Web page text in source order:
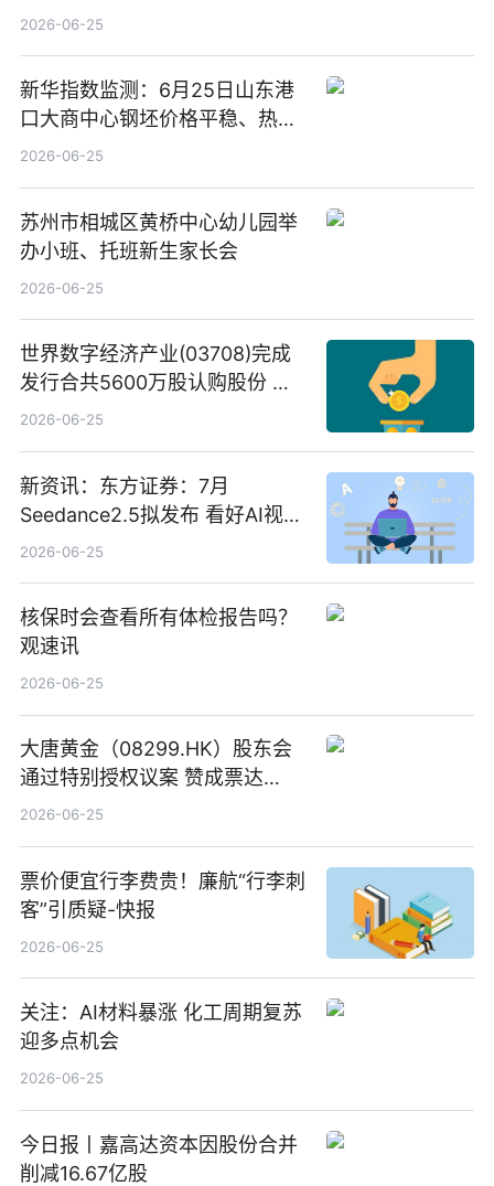
告-微资讯
2026-06-25
新华指数监测：6月25日山东港
口大商中心钢坯价格平稳、热轧
C料价格微幅下跌
2026-06-25
苏州市相城区黄桥中心幼儿园举
办小班、托班新生家长会
2026-06-25
世界数字经济产业(03708)完成
发行合共5600万股认购股份 净
筹约1007万港元 独家焦点
2026-06-25
新资讯：东方证券：7月
Seedance2.5拟发布 看好AI视频
创作工作流进一步提效
2026-06-25
核保时会查看所有体检报告吗？
观速讯
2026-06-25
大唐黄金（08299.HK）股东会
通过特别授权议案 赞成票达
100%_新动态
2026-06-25
票价便宜行李费贵！廉航“行李刺
客”引质疑-快报
2026-06-25
关注：AI材料暴涨 化工周期复苏
迎多点机会
2026-06-25
今日报丨嘉高达资本因股份合并
削减16.67亿股